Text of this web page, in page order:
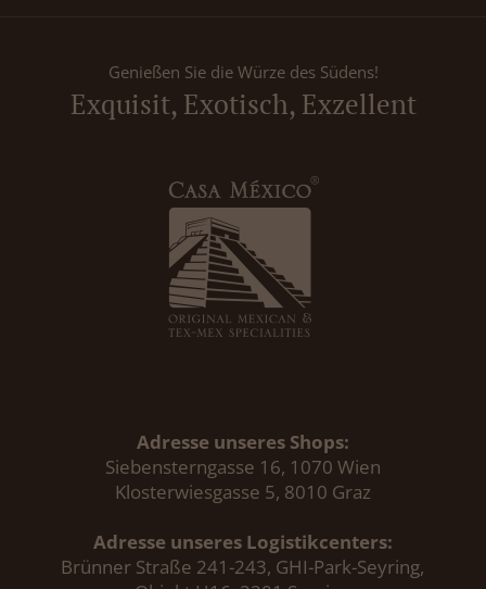
Genießen Sie die Würze des Südens!
Exquisit, Exotisch, Exzellent
Adresse unseres Shops:
Siebensterngasse 16, 1070 Wien
Klosterwiesgasse 5, 8010 Graz
Adresse unseres Logistikcenters:
Brünner Straße 241-243, GHI-Park-Seyring,